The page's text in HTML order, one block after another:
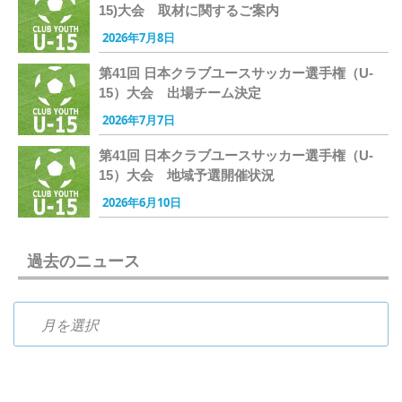
15)大会 取材に関するご案内
2026年7月8日
第41回 日本クラブユースサッカー選手権（U-
15）大会 出場チーム決定
2026年7月7日
第41回 日本クラブユースサッカー選手権（U-
15）大会 地域予選開催状況
2026年6月10日
過去のニュース